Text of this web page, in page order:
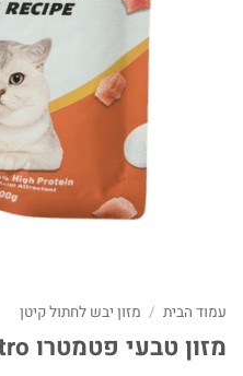
עמוד הבית / מזון יבש לחתול קיטן
מזון טבעי פטמטרו PetMetro